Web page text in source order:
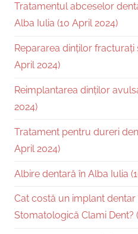
Tratamentul abceselor
Alba Iulia (10 April 2024)
Repararea dinților fracturați
April 2024)
Reimplantarea dinților
2024)
Tratament pentru dureri
April 2024)
Albire dentară în Alba Iulia
Cat costă un implant dentar
Stomatologică Clami Dent?